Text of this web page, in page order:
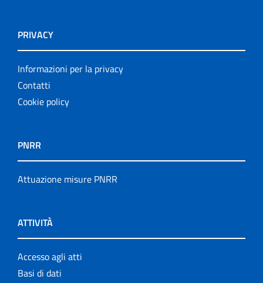
PRIVACY
Informazioni per la privacy
Contatti
Cookie policy
PNRR
Attuazione misure PNRR
ATTIVITÀ
Accesso agli atti
Basi di dati